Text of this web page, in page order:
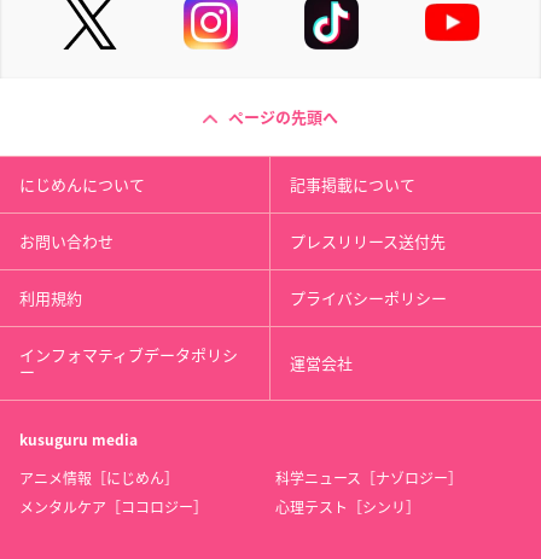
ページの先頭へ
にじめんについて 記事掲載について
お問い合わせ プレスリリース送付先
利用規約 プライバシーポリシー
インフォマティブデータポリシ
ー 運営会社
kusuguru media
アニメ情報［にじめん］
科学ニュース［ナゾロジー］
メンタルケア［ココロジー］
心理テスト［シンリ］